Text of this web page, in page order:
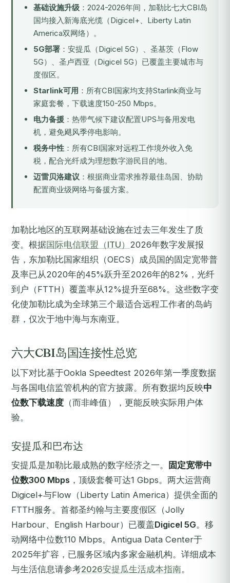
基础设施升级 ：2024-2026年间，加勒比七大CBI岛
国均接入新海底光缆（Digicel+、Liberty Latin
America双网络）。
5G部署 ：安提瓜（Digicel 5G）、圣基茨（Flow
5G）、圣卢西亚（Digicel 5G）已覆盖主要城市与
度假区。
Starlink可用 ：所有CBI国家均支持Starlink商业与
家庭套餐，下载速度150-250 Mbps。
电力备援 ：热带气候下建议配置UPS与备用发电
机，避免飓风季停电影响。
税务中性 ：所有CBI国家对远程工作境外收入免
税，配合光纤成为理想数字游民目的地。
迈雷贝洛建议 ：根据商业需求推荐最佳岛国、协助
配置商业级网络与备援方案。
加勒比地区的互联网基础设施在过去三年发生了质
变。根据国际电信联盟（ITU） 2026年数字发展报
告，东加勒比国家组织（OECS）成员国的固定宽带普
及率已从2020年的45%跃升至2026年的82%，光纤
到户（FTTH）覆盖率从12%提升至68%。这些数字变
化使加勒比成为全球第三个最适合远程工作者的岛屿
群，仅次于地中海与东南亚。
六大CBI岛国连接性总览
以下对比基于Ookla Speedtest 2026年第一季度数据
与各国电信监管机构的官方披露。所有数据均反映中
位数下载速度 （而非峰值），更能反映实际用户体
验。
安提瓜和巴布达
安提瓜是加勒比最成熟的数字经济之一。
固定宽带中
位数300 Mbps ，顶级套餐可达1 Gbps。两大运营商
Digicel+与Flow（Liberty Latin America）提供全面的
FTTH服务。首都圣约翰与主要度假区（Jolly
Harbour、English Harbour）已覆盖Digicel 5G。移
动网络中位数110 Mbps。Antigua Data Center于
2025年扩容，已服务区域内多家金融机构。详细成本
与生活信息请参考2026安提瓜生活成本指南。